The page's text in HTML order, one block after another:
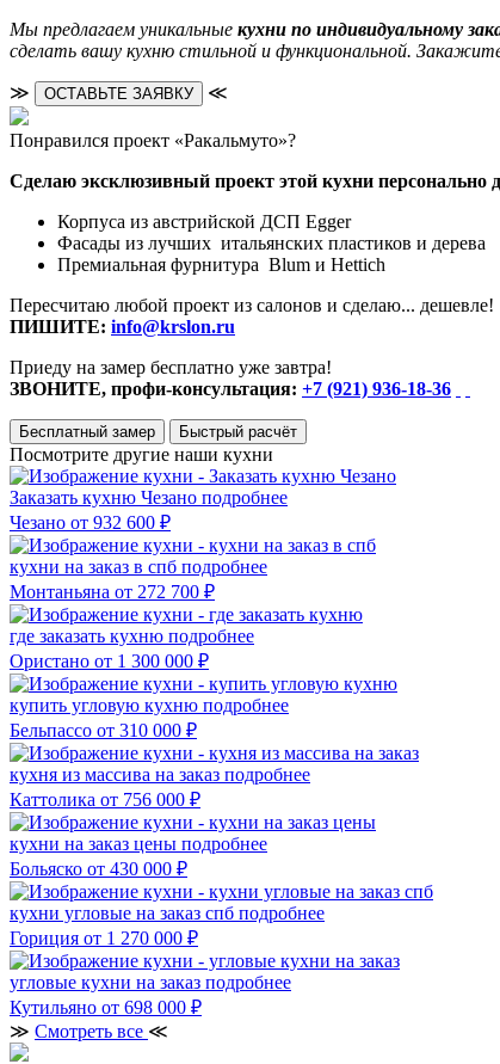
Мы предлагаем уникальные кухни по индивидуальному
сделать вашу кухню стильной и функциональной.
≫ ОСТАВЬТЕ ЗАЯВКУ ≪
Понравился проект «Ракальмуто»?
Сделаю эксклюзивный проект этой кухни персонально
Корпуса из австрийской ДСП Egger
Фасады из лучших итальянских пластиков и дерева
Премиальная фурнитура Blum и Hettich
Пересчитаю любой проект из салонов и сделаю... дешевле!
ПИШИТЕ: info@krslon.ru
Приеду на замер бесплатно уже завтра!
ЗВОНИТЕ, профи-консультация: +7 (921) 936-18-36
Бесплатный замер Быстрый расчёт
Посмотрите другие наши кухни
Заказать кухню Чезано подробнее
Чезано от 932 600 ₽
кухни на заказ в спб подробнее
Монтаньяна от 272 700 ₽
где заказать кухню подробнее
Ористано от 1 300 000 ₽
купить угловую кухню подробнее
Бельпассо от 310 000 ₽
кухня из массива на заказ подробнее
Каттолика от 756 000 ₽
кухни на заказ цены подробнее
Больяско от 430 000 ₽
кухни угловые на заказ спб подробнее
Гориция от 1 270 000 ₽
угловые кухни на заказ подробнее
Кутильяно от 698 000 ₽
≫ Смотреть все ≪